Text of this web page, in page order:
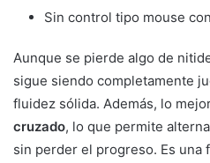
Sin control tipo mouse
Aunque se pierde algo de
sigue siendo completamente
fluidez sólida. Además, lo
cruzado, lo que permite
sin perder el progreso. Es una